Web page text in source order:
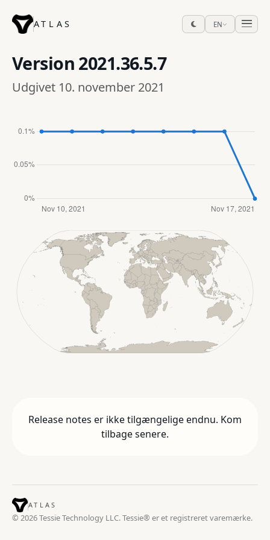
ATLAS EN
Version 2021.36.5.7
Udgivet 10. november 2021
Release notes er ikke tilgængelige endnu. Kom
tilbage senere.
ATLAS
© 2026 Tessie Technology LLC. Tessie® er et registreret varemærke.